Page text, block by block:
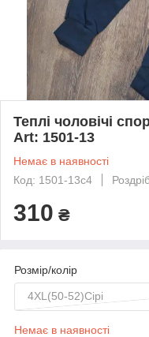
Теплі чоловічі
Art: 1501-13
Немає в наявності
Код: 1501-13с4
310 ₴
Розмір/колір
4XL(50-52)Сірі
Немає в наявності